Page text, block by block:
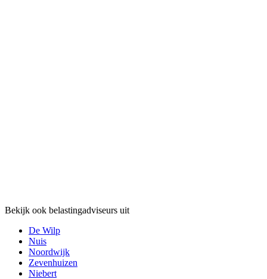
Bekijk ook belastingadviseurs uit
De Wilp
Nuis
Noordwijk
Zevenhuizen
Niebert